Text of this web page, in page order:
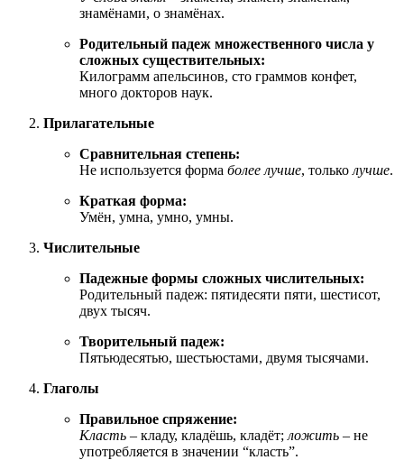
знамёнами, о знамёнах.
Родительный падеж множественного числа у
сложных существительных:
Килограмм апельсинов, сто граммов конфет,
много докторов наук.
Прилагательные
Сравнительная степень:
Не используется форма более лучше, только лучше.
Краткая форма:
Умён, умна, умно, умны.
Числительные
Падежные формы сложных числительных:
Родительный падеж: пятидесяти пяти, шестисот,
двух тысяч.
Творительный падеж:
Пятьюдесятью, шестьюстами, двумя тысячами.
Глаголы
Правильное спряжение:
Класть – кладу, кладёшь, кладёт; ложить – не
употребляется в значении “класть”.